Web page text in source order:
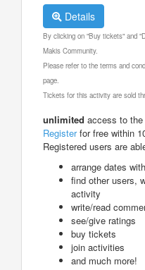
Details
By clicking on "Buy tickets" and
Makis Community.
Please refer to the terms and
page.
Tickets for this activity are sold
unlimited access to
Registerfor free within
Registered users are
arrange dates
find other users,
activity
write/read
see/give ratings
buy tickets
join activities
and much more!